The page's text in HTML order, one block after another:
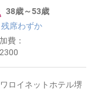
38歳～53歳
席わずか
費：
ロイネットホテル堺